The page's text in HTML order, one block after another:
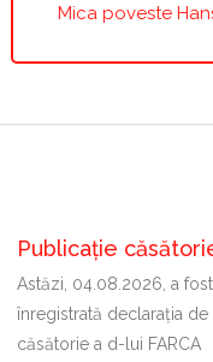
Mica poveste
Publicație
Astăzi, 04.08.2026, a fost
înregistrată declaraţia de
căsătorie a d-lui FARCA